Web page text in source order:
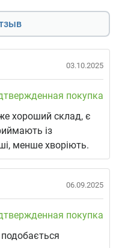
03.10.2025
покупка
хороший склад, є
із
менше хворіють.
06.09.2025
покупка